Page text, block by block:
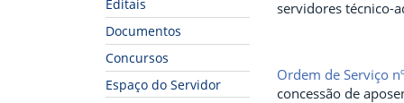
Editais
Documentos
Concursos
Espaço do Servidor
servidores técnico-
Ordem de Serviço
concessão de